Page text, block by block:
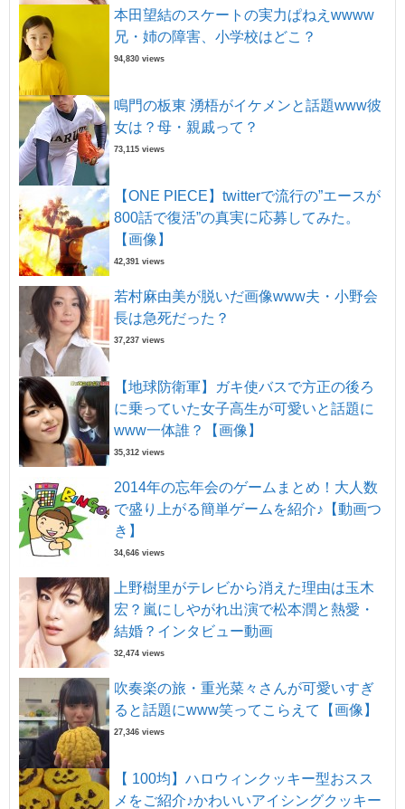
本田望結のスケートの実力ぱねえwwww
兄・姉の障害、小学校はどこ？
94,830 views
鳴門の板東 湧梧がイケメンと話題www彼
女は？母・親戚って？
73,115 views
【ONE PIECE】twitterで流行の”エースが
800話で復活”の真実に応募してみた。
【画像】
42,391 views
若村麻由美が脱いだ画像www夫・小野会
長は急死だった？
37,237 views
【地球防衛軍】ガキ使バスで方正の後ろ
に乗っていた女子高生が可愛いと話題に
www一体誰？【画像】
35,312 views
2014年の忘年会のゲームまとめ！大人数
で盛り上がる簡単ゲームを紹介♪【動画つ
き】
34,646 views
上野樹里がテレビから消えた理由は玉木
宏？嵐にしやがれ出演で松本潤と熱愛・
結婚？インタビュー動画
32,474 views
吹奏楽の旅・重光菜々さんが可愛いすぎ
ると話題にwww笑ってこらえて【画像】
27,346 views
【 100均】ハロウィンクッキー型おスス
メをご紹介♪かわいいアイシングクッキー